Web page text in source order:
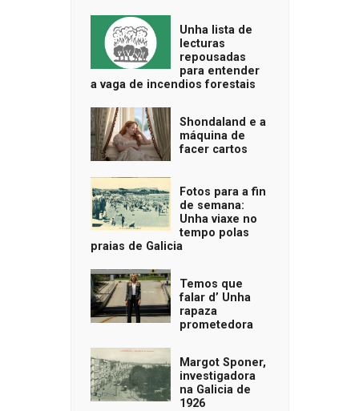
Unha lista de
lecturas
repousadas
para entender
a vaga de incendios forestais
Shondaland e a
máquina de
facer cartos
Fotos para a fin
de semana:
Unha viaxe no
tempo polas
praias de Galicia
Temos que
falar d’ Unha
rapaza
prometedora
Margot Sponer,
investigadora
na Galicia de
1926